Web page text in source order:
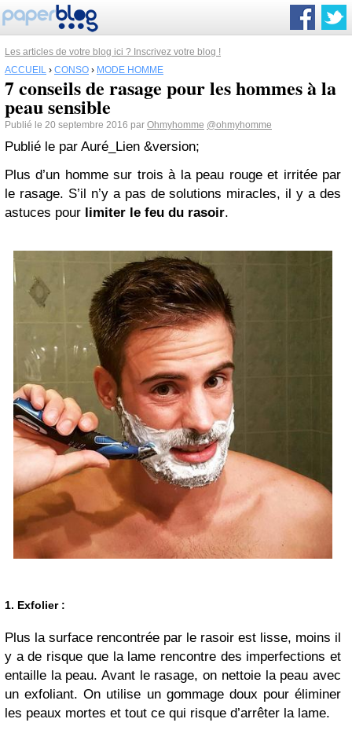
Les articles de votre blog ici ? Inscrivez votre blog !
ACCUEIL › CONSO › MODE HOMME
7 conseils de rasage pour les hommes à la
peau sensible
Publié le 20 septembre 2016 par Ohmyhomme @ohmyhomme
Publié le par Auré_Lien &version;
Plus d’un homme sur trois à la peau rouge et irritée par
le rasage. S’il n’y a pas de solutions miracles, il y a des
astuces pour limiter le feu du rasoir.
1. Exfolier:
Plus la surface rencontrée par le rasoir est lisse, moins il
y a de risque que la lame rencontre des imperfections et
entaille la peau. Avant le rasage, on nettoie la peau avec
un exfoliant. On utilise un gommage doux pour éliminer
les peaux mortes et tout ce qui risque d’arrêter la lame.